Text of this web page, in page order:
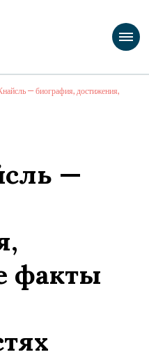
— биография, достижения,
—
факты